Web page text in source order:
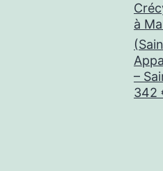
à
–
342